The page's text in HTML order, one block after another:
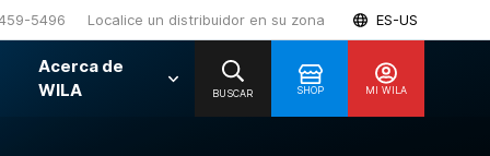
5496 Localice un distribuidor en su zona ES-US
Acerca de
WILA
SHOP MI WILA
BUSCAR